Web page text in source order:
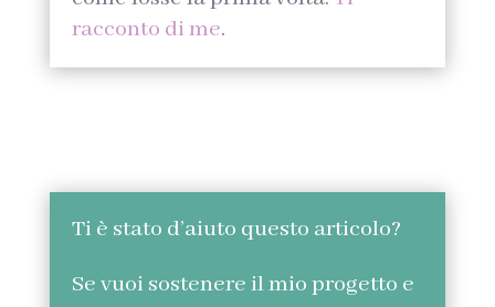
racconto di me.
Ti è stato d’aiuto questo articolo?
Se vuoi sostenere il mio progetto e